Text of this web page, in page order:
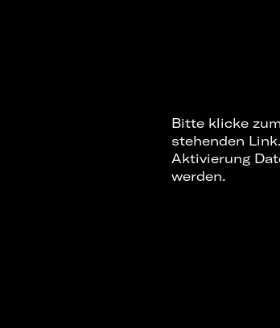
Bitte klicke
stehenden
Aktivierung
werden.